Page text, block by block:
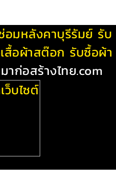
อมหลังคาบุรีรัมย์ รับ
สื้อผ้าสต๊อก รับซื้อผ้า
าก่อสร้างไทย.com